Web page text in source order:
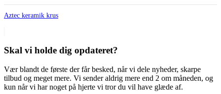
Aztec keramik krus
Skal vi holde dig opdateret?
Vær blandt de første der får besked, når vi dele nyheder, skarpe
tilbud og meget mere. Vi sender aldrig mere end 2 om måneden, og
kun når vi har noget på hjerte vi tror du vil have glæde af.